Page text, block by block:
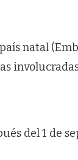
natal
del 1 de